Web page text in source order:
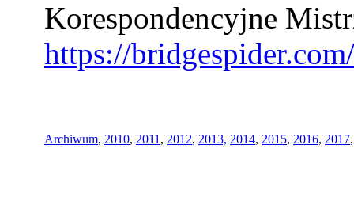
Korespondencyjne
https://
Archiwum, 2010, 2011 , 2012, 2013, 2014, 2015, 2016, 2017